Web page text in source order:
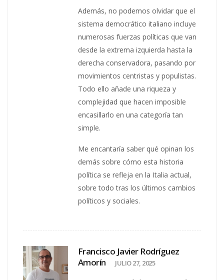
Además, no podemos olvidar que el
sistema democrático italiano incluye
numerosas fuerzas políticas que van
desde la extrema izquierda hasta la
derecha conservadora, pasando por
movimientos centristas y populistas.
Todo ello añade una riqueza y
complejidad que hacen imposible
encasillarlo en una categoría tan
simple.
Me encantaría saber qué opinan los
demás sobre cómo esta historia
política se refleja en la Italia actual,
sobre todo tras los últimos cambios
políticos y sociales.
Francisco Javier Rodríguez
Amorín
JULIO 27, 2025